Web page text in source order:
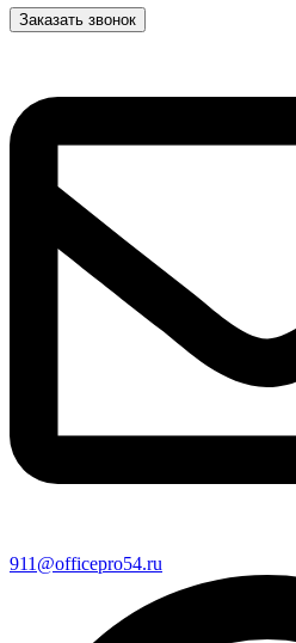
Заказать звонок
911@officepro54.ru